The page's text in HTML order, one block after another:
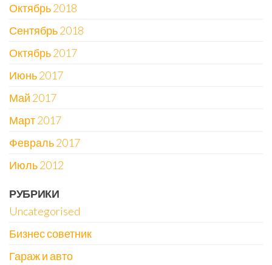
Октябрь 2018
Сентябрь 2018
Октябрь 2017
Июнь 2017
Май 2017
Март 2017
Февраль 2017
Июль 2012
РУБРИКИ
Uncategorised
Бизнес советник
Гараж и авто